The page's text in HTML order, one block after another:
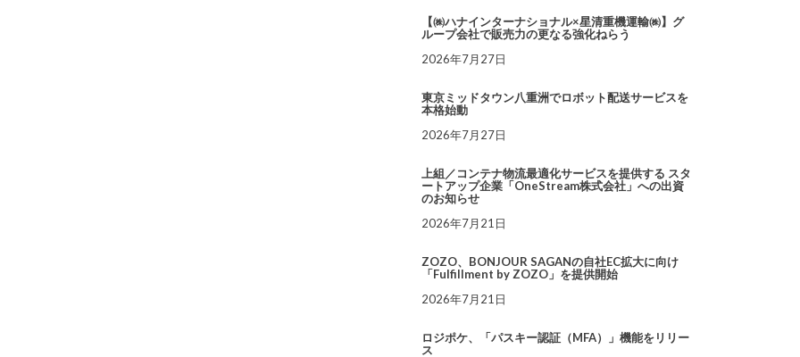
【㈱ハナインターナショナル×星清重機運輸㈱】グ
ループ会社で販売力の更なる強化ねらう
2026年7月27日
東京ミッドタウン八重洲でロボット配送サービスを
本格始動
2026年7月27日
上組／コンテナ物流最適化サービスを提供する スタ
ートアップ企業「OneStream株式会社」への出資
のお知らせ
2026年7月21日
ZOZO、BONJOUR SAGANの自社EC拡大に向け
「Fulfillment by ZOZO」を提供開始
2026年7月21日
ロジポケ、「パスキー認証（MFA）」機能をリリー
ス